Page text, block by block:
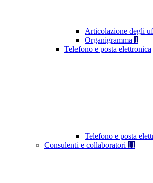
Articolazione degli
Organigramma 1
Telefono e posta elettronica
Telefono e posta
Consulenti e collaboratori 11